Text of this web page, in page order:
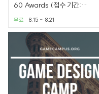
60 Awards (접수 기간:
8.15 ~ 8.21
무료